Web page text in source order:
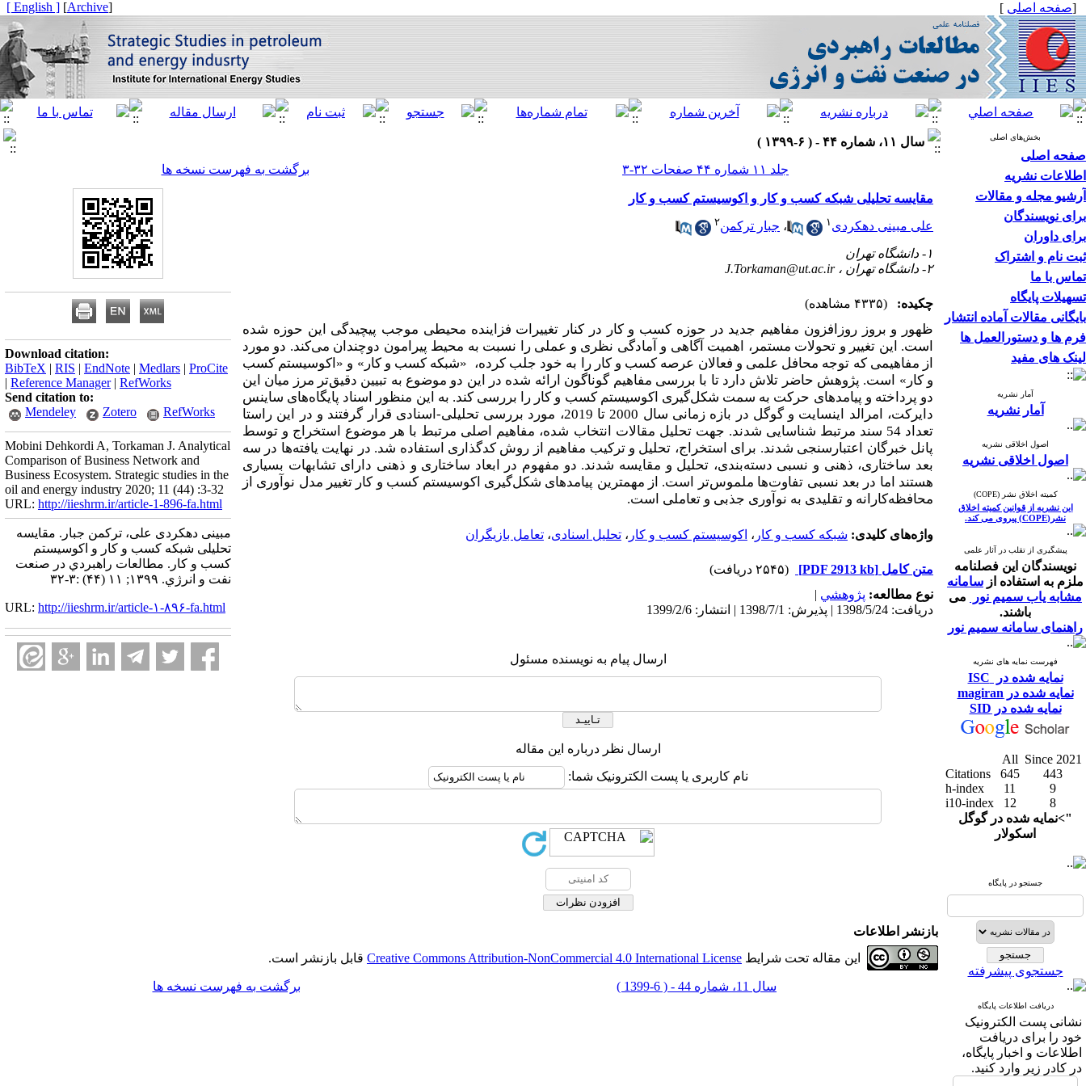
[صفحه اصلی ]
[
Archive
]
[ English ]
بخش‌های اصلی
صفحه اصلی
اطلاعات نشریه
آرشیو مجله و مقالات
برای نویسندگان
برای داوران
ثبت نام و اشتراک
تماس با ما
تسهیلات پایگاه
بایگانی مقالات آماده انتشار
فرم ها و دستورالعمل ها
لینک های مفید
آمار نشریه
آمار نشریه
اصول اخلاقی نشریه
اصول اخلاقی نشریه
کمیته اخلاق نشر (COPE)
این نشریه از قوانین کمیته اخلاق
نشر(COPE) پیروی می کند.
پیشگیری از تقلب در آثار علمی
نویسندگان این فصلنامه
ملزم به استفاده از سامانه
مشابه یاب سمیم نور
می
باشند.
راهنمای سامانه سمیم نور
فهرست نمایه های نشریه
نمایه شده در ISC
نمایه شده در magiran
نمایه شده در SID
All Since 2021
Citations
645
443
h-index
11
9
i10-index
12
8
">نمایه شده در گوگل
اسکولار
جستجو در پایگاه
جستجوی پیشرفته
دریافت اطلاعات پایگاه
نشانی پست الکترونیک
خود را برای دریافت
اطلاعات و اخبار پایگاه،
در کادر زیر وارد کنید.
سال ۱۱، شماره ۴۴ - ( ۶-۱۳۹۹ )
جلد ۱۱ شماره ۴۴ صفحات ۳۲-۳
برگشت به فهرست نسخه ها
مقایسه تحلیلی شبکه کسب و کار و اکوسیستم کسب و کار
علی مبینی دهکردی ۱ ، جبار ترکمن۲
۱- دانشگاه تهران
۲- دانشگاه تهران ،
J.Torkaman@ut.ac.ir
چکیده: (۴۳۳۵ مشاهده)
ظهور و بروز روزافزون مفاهیم جدید در حوزه کسب و کار در کنار تغییرات فزاینده محیطی موجب پیچیدگی‌ این حوزه شده
است. این تغییر و تحولات مستمر، اهمیت آگاهی و آمادگی نظری و عملی را نسبت به محیط پیرامون دوچندان می‌کند. دو مورد
از مفاهیمی که توجه محافل علمی و فعالان عرصه کسب و کار را به خود جلب کرده، «شبکه کسب و کار» و «اکوسیستم کسب
و کار» است. پژوهش حاضر تلاش دارد تا با بررسی مفاهیم گوناگون ارائه شده در این دو موضوع به تبیین دقیق‌تر مرز میان این
دو پرداخته و پیامدهای حرکت به سمت شکل‌گیری اکوسیستم کسب و کار را بررسی کند. به این منظور اسناد پایگاه‌های ساینس
دایرکت، امرالد اینسایت و گوگل در بازه زمانی سال 2000 تا 2019، مورد بررسی تحلیلی-اسنادی قرار گرفتند و در این راستا
تعداد 54 سند مرتبط شناسایی شدند. جهت تحلیل مقالات انتخاب شده، مفاهیم اصلی مرتبط با هر موضوع استخراج و توسط
پانل خبرگان اعتبارسنجی شدند. برای استخراج، تحلیل و ترکیب مفاهیم از روش کدگذاری استفاده شد. در نهایت یافته‌ها در سه
بعد ساختاری، ذهنی و نسبی دسته‌بندی، تحلیل و مقایسه شدند. دو مفهوم در ابعاد ساختاری و ذهنی دارای تشابهات بسیاری
هستند اما در بعد نسبی تفاوت‌ها ملموس‌تر است. از مهمترین پیامدهای شکل‌گیری اکوسیستم کسب و کار تغییر مدل نوآوری از
محافظه‌کارانه و تقلیدی به نوآوری جذبی و تعاملی است.
واژه‌های کلیدی: شبکه کسب و کار ، اکوسیستم کسب و کار ، تحلیل اسنادی، تعامل بازیگران
متن کامل [PDF 2913 kb]
(۲۵۴۵ دریافت)
نوع مطالعه: پژوهشي |
دریافت: 1398/5/24 | پذیرش: 1398/7/1 | انتشار: 1399/2/6
ارسال پیام به نویسنده مسئول
ارسال نظر درباره این مقاله
نام کاربری یا پست الکترونیک شما:
Download citation:
BibTeX | RIS | EndNote | Medlars | ProCite
| Reference Manager| RefWorks
Send citation to:
Mendeley
Zotero RefWorks
Mobini Dehkordi A, Torkaman J. Analytical
Comparison of Business Network and
Business Ecosystem. Strategic studies in the
oil and energy industry 2020; 11 (44) :3-32
URL: http://iieshrm.ir/article-1-896-fa.html
مبینی دهکردی علی، ترکمن جبار. مقایسه
تحلیلی شبکه کسب و کار و اکوسیستم
کسب و کار. مطالعات راهبردي در صنعت
نفت و انرژي. ۱۳۹۹; ۱۱ (۴۴) :۳-۳۲
URL: http://iieshrm.ir/article-۱-۸۹۶-fa.html
بازنشر اطلاعات
این مقاله تحت شرایط Creative Commons Attribution-NonCommercial 4.0 International License قابل بازنشر است.
سال 11، شماره 44 - ( 6-1399 ) برگشت به فهرست نسخه ها